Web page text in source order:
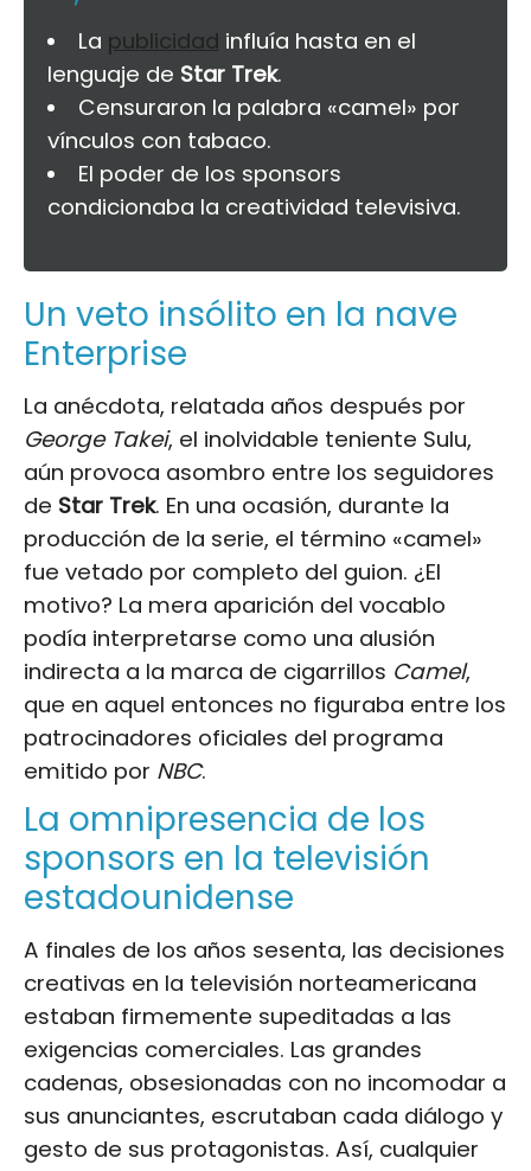
La publicidad influía hasta en el
lenguaje de Star Trek.
Censuraron la palabra «camel» por
vínculos con tabaco.
El poder de los sponsors
condicionaba la creatividad televisiva.
Un veto insólito en la nave
Enterprise
La anécdota, relatada años después por
George Takei, el inolvidable teniente Sulu,
aún provoca asombro entre los seguidores
de Star Trek. En una ocasión, durante la
producción de la serie, el término «camel»
fue vetado por completo del guion. ¿El
motivo? La mera aparición del vocablo
podía interpretarse como una alusión
indirecta a la marca de cigarrillos Camel,
que en aquel entonces no figuraba entre los
patrocinadores oficiales del programa
emitido por NBC.
La omnipresencia de los
sponsors en la televisión
estadounidense
A finales de los años sesenta, las decisiones
creativas en la televisión norteamericana
estaban firmemente supeditadas a las
exigencias comerciales. Las grandes
cadenas, obsesionadas con no incomodar a
sus anunciantes, escrutaban cada diálogo y
gesto de sus protagonistas. Así, cualquier